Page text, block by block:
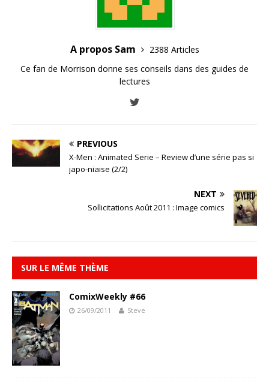
A propos Sam
2388 Articles
Ce fan de Morrison donne ses conseils dans des guides de
lectures
PREVIOUS
X-Men : Animated Serie – Review d’une série pas si
japo-niaise (2/2)
NEXT
Sollicitations Août 2011 : Image comics
SUR LE MÊME THÈME
ComixWeekly #66
26/09/2011 Steve